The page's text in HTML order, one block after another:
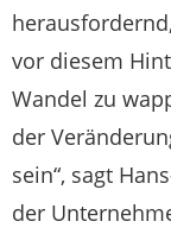
vor diesem
Wandel zu
der
sein“, sagt
der